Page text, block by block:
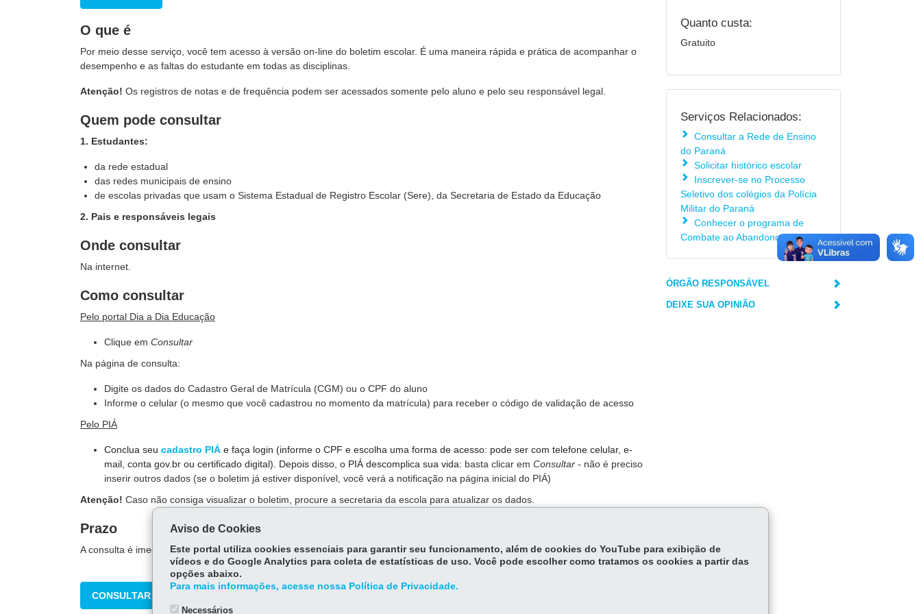
O que é
Por meio desse serviço, você tem acesso à versão on-line do boletim escolar. É uma maneira rápida e prática de acompanhar o
desempenho e as faltas do estudante em todas as disciplinas.
Atenção! Os registros de notas e de frequência podem ser acessados somente pelo aluno e pelo seu responsável legal.
Quem pode consultar
1. Estudantes:
da rede estadual
das redes municipais de ensino
de escolas privadas que usam o Sistema Estadual de Registro Escolar (Sere), da Secretaria de Estado da Educação
2. Pais e responsáveis legais
Onde consultar
Na internet.
Como consultar
Pelo portal Dia a Dia Educação
Clique em Consultar
Na página de consulta:
Digite os dados do Cadastro Geral de Matrícula (CGM) ou o CPF do aluno
Informe o celular (o mesmo que você cadastrou no momento da matrícula) para receber o código de validação de acesso
Pelo PIÁ
Conclua seu cadastro PIÁ e faça login (informe o CPF e escolha uma forma de acesso: pode ser com telefone celular, e-
mail, conta gov.br ou certificado digital). Depois disso, o PIÁ descomplica sua vida: basta clicar em Consultar - não é preciso
inserir outros dados (se o boletim já estiver disponível, você verá a notificação na página inicial do PIÁ)
Atenção! Caso não consiga visualizar o boletim, procure a secretaria da escola para atualizar os dados.
Prazo
A consulta é imediata.
CONSULTAR
Quanto custa:
Gratuito
Serviços Relacionados:
Consultar a Rede de Ensino
do Paraná
Solicitar histórico escolar
Inscrever-se no Processo
Seletivo dos colégios da Polícia
Militar do Paraná
Conhecer o programa de
Combate ao Abandono Escolar
ÓRGÃO RESPONSÁVEL
DEIXE SUA OPINIÃO
Aviso de Cookies
Este portal utiliza cookies essenciais para garantir seu funcionamento, além de cookies do YouTube para exibição de
vídeos e do Google Analytics para coleta de estatísticas de uso. Você pode escolher como tratamos os cookies a partir das
opções abaixo.
Para mais informações, acesse nossa Política de Privacidade.
Necessários